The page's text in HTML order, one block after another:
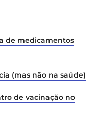
partir desta
linha-nacional-
.
de medicamentos
(mas não na saúde)
de vacinação no